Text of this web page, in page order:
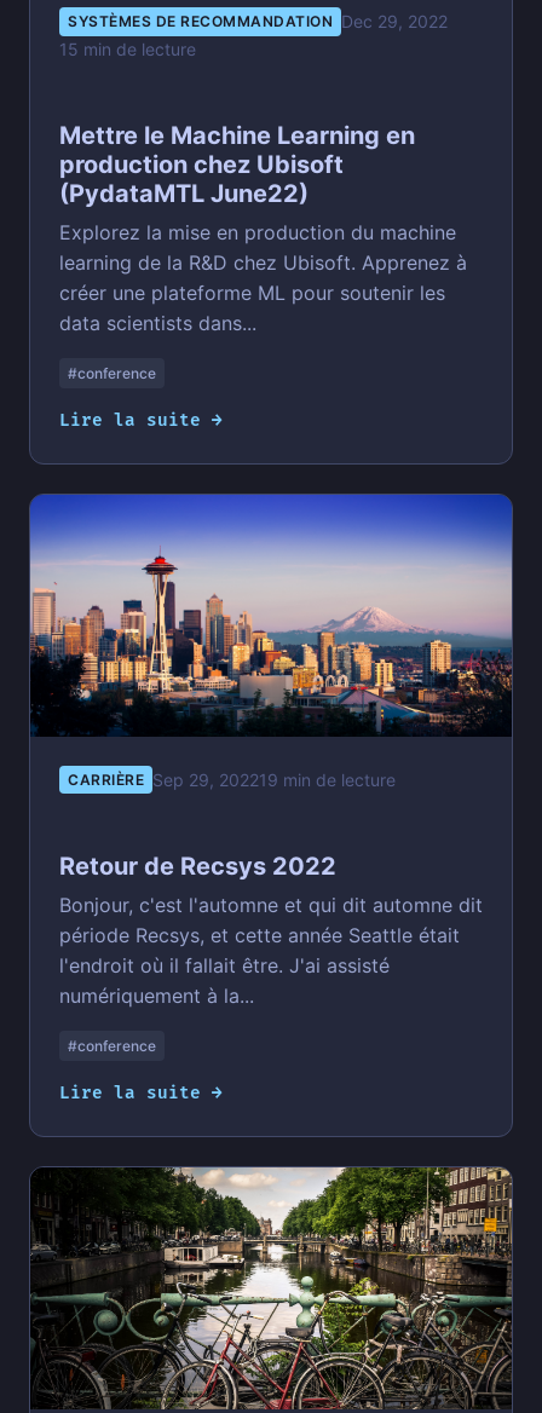
SYSTÈMES DE RECOMMANDATION Dec 29, 2022
15 min de lecture
Mettre le Machine Learning en
production chez Ubisoft
(PydataMTL June22)
Explorez la mise en production du machine
learning de la R&D chez Ubisoft. Apprenez à
créer une plateforme ML pour soutenir les
data scientists dans...
#conference
Lire la suite →
CARRIÈRE Sep 29, 202219 min de lecture
Retour de Recsys 2022
Bonjour, c'est l'automne et qui dit automne dit
période Recsys, et cette année Seattle était
l'endroit où il fallait être. J'ai assisté
numériquement à la...
#conference
Lire la suite →